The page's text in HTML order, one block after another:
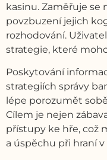
kasinu. Zaměřuje se
povzbuzení jejich
rozhodování.
strategie, které
Poskytování
strategiích správy
lépe porozumět
Cílem je nejen
přístupy ke hře, což
a úspěchu při hraní v